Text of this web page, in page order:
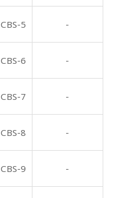
CBS-5 -
CBS-6 -
CBS-7 -
CBS-8 -
CBS-9 -